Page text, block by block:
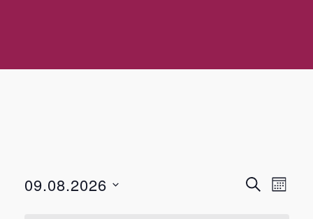
TRAŽIMJESEC
09.08.2026